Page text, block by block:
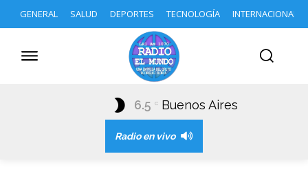
GENERAL SALUD DEPORTES TECNOLOGÍA INTERNACIONAL
6.5 C Buenos Aires
Radio en vivo